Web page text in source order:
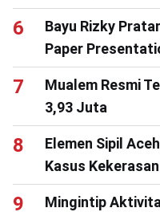
Bayu Rizky
Paper
Mualem Resmi
3,93 Juta
Elemen Sipil
Kasus
Mingintip